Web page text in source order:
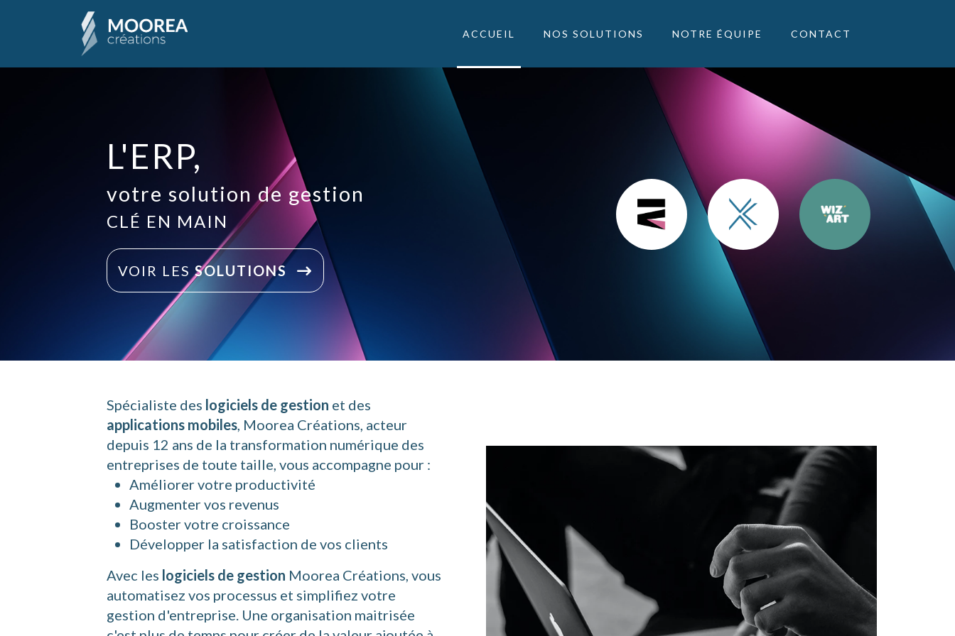
ACCUEIL NOS SOLUTIONS NOTRE ÉQUIPE CONTACT
L'ERP,
votre solution de gestion
CLÉ EN MAIN
VOIR LESSOLUTIONS
Spécialiste des logiciels de gestion et des
applications mobiles, Moorea Créations, acteur
depuis 12 ans de la transformation numérique des
entreprises de toute taille, vous accompagne pour :
Améliorer votre productivité
Augmenter vos revenus
Booster votre croissance
Développer la satisfaction de vos clients
Avec les logiciels de gestion Moorea Créations, vous
automatisez vos processus et simplifiez votre
gestion d'entreprise. Une organisation maitrisée